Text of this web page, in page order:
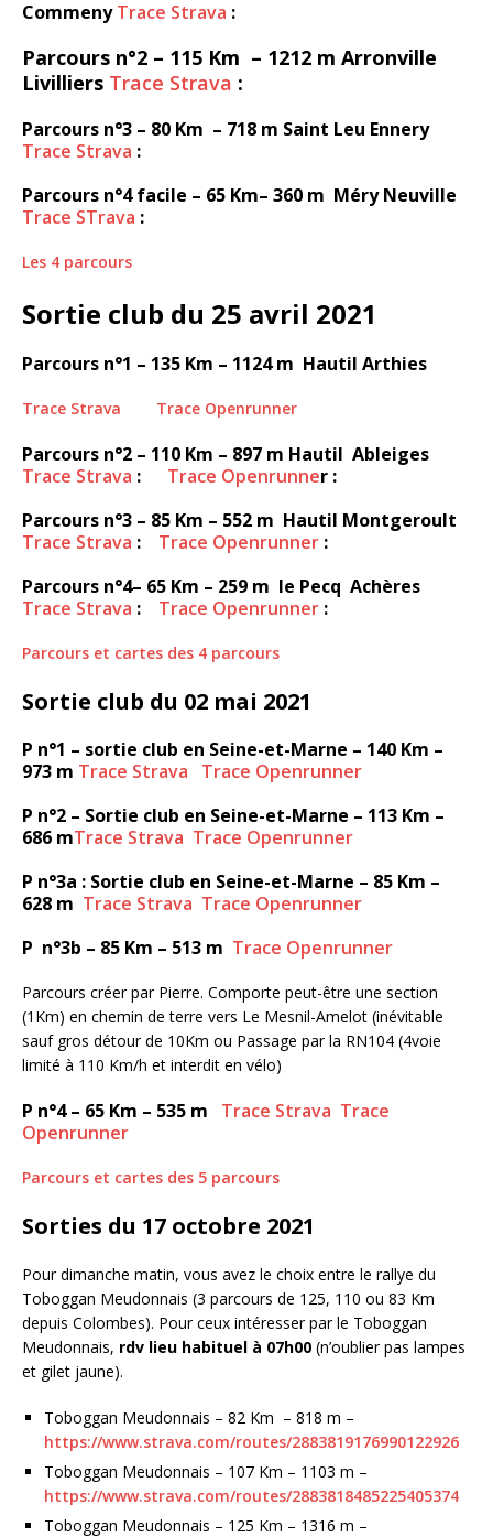
CommenyTrace Strava :
Parcours n°2 – 115 Km – 1212 m Arronville
Livilliers Trace Strava :
Parcours n°3 – 80 Km – 718 m Saint Leu Ennery
Trace Strava :
Parcours n°4 facile – 65 Km– 360 m Méry Neuville
Trace STrava :
Les 4 parcours
Sortie club du 25 avril 2021
Parcours n°1 – 135 Km – 1124 m Hautil Arthies
Trace Strava Trace Openrunner
Parcours n°2 – 110 Km – 897 m Hautil Ableiges
Trace Strava : Trace Openrunner :
Parcours n°3 – 85 Km – 552 m Hautil Montgeroult
Trace Strava : Trace Openrunner :
Parcours n°4– 65 Km – 259 m le Pecq Achères
Trace Strava : Trace Openrunner :
Parcours et cartes des 4 parcours
Sortie club du 02 mai 2021
P n°1 – sortie club en Seine-et-Marne – 140 Km –
973 m Trace Strava Trace Openrunner
P n°2 – Sortie club en Seine-et-Marne – 113 Km –
686 mTrace Strava Trace Openrunner
P n°3a : Sortie club en Seine-et-Marne – 85 Km –
628 m Trace Strava Trace Openrunner
P n°3b – 85 Km – 513 m Trace Openrunner
Parcours créer par Pierre. Comporte peut-être une section
(1Km) en chemin de terre vers Le Mesnil-Amelot (inévitable
sauf gros détour de 10Km ou Passage par la RN104 (4voie
limité à 110 Km/h et interdit en vélo)
P n°4 – 65 Km – 535 m Trace Strava Trace
Openrunner
Parcours et cartes des 5 parcours
Sorties du 17 octobre 2021
Pour dimanche matin, vous avez le choix entre le rallye du
Toboggan Meudonnais (3 parcours de 125, 110 ou 83 Km
depuis Colombes). Pour ceux intéresser par le Toboggan
Meudonnais, rdv lieu habituel à 07h00 (n’oublier pas lampes
et gilet jaune).
Toboggan Meudonnais – 82 Km – 818 m –
https://www.strava.com/routes/2883819176990122926
Toboggan Meudonnais – 107 Km – 1103 m –
https://www.strava.com/routes/2883818485225405374
Toboggan Meudonnais – 125 Km – 1316 m –